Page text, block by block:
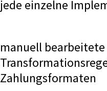
jede einzelne
manuell bearbeitete
Zahlungsformaten